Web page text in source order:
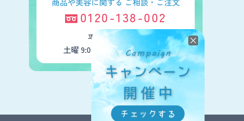
0120-138-002
平日 9:00～18:00
土曜 9:00～16:00 日曜・祝日休